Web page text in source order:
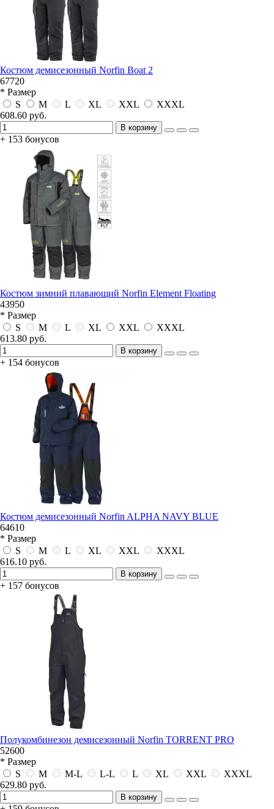
Костюм демисезонный Norfin Boat 2
67720
* Размер
S
M L XL XXL
XXXL
608.60 руб.
В корзину
+ 153 бонусов
Костюм зимний плавающий Norfin Element Floating
43950
* Размер
S
M L XL XXL
XXXL
613.80 руб.
В корзину
+ 154 бонусов
Костюм демисезонный Norfin ALPHA NAVY BLUE
64610
* Размер
S
M L XL XXL
XXXL
616.10 руб.
В корзину
+ 157 бонусов
Полукомбинезон демисезонный Norfin TORRENT PRO
52600
* Размер
S
M M-L L-L L XL XXL
XXXL
629.80 руб.
В корзину